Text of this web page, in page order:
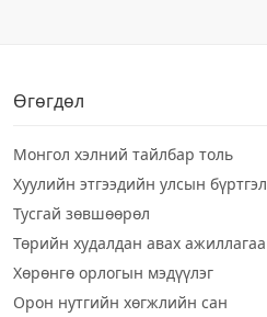
Өгөгдөл
Монгол хэлний тайлбар толь
Хуулийн этгээдийн улсын бүртгэл
Тусгай зөвшөөрөл
Төрийн худалдан авах ажиллагаа
Хөрөнгө орлогын мэдүүлэг
Орон нутгийн хөгжлийн сан